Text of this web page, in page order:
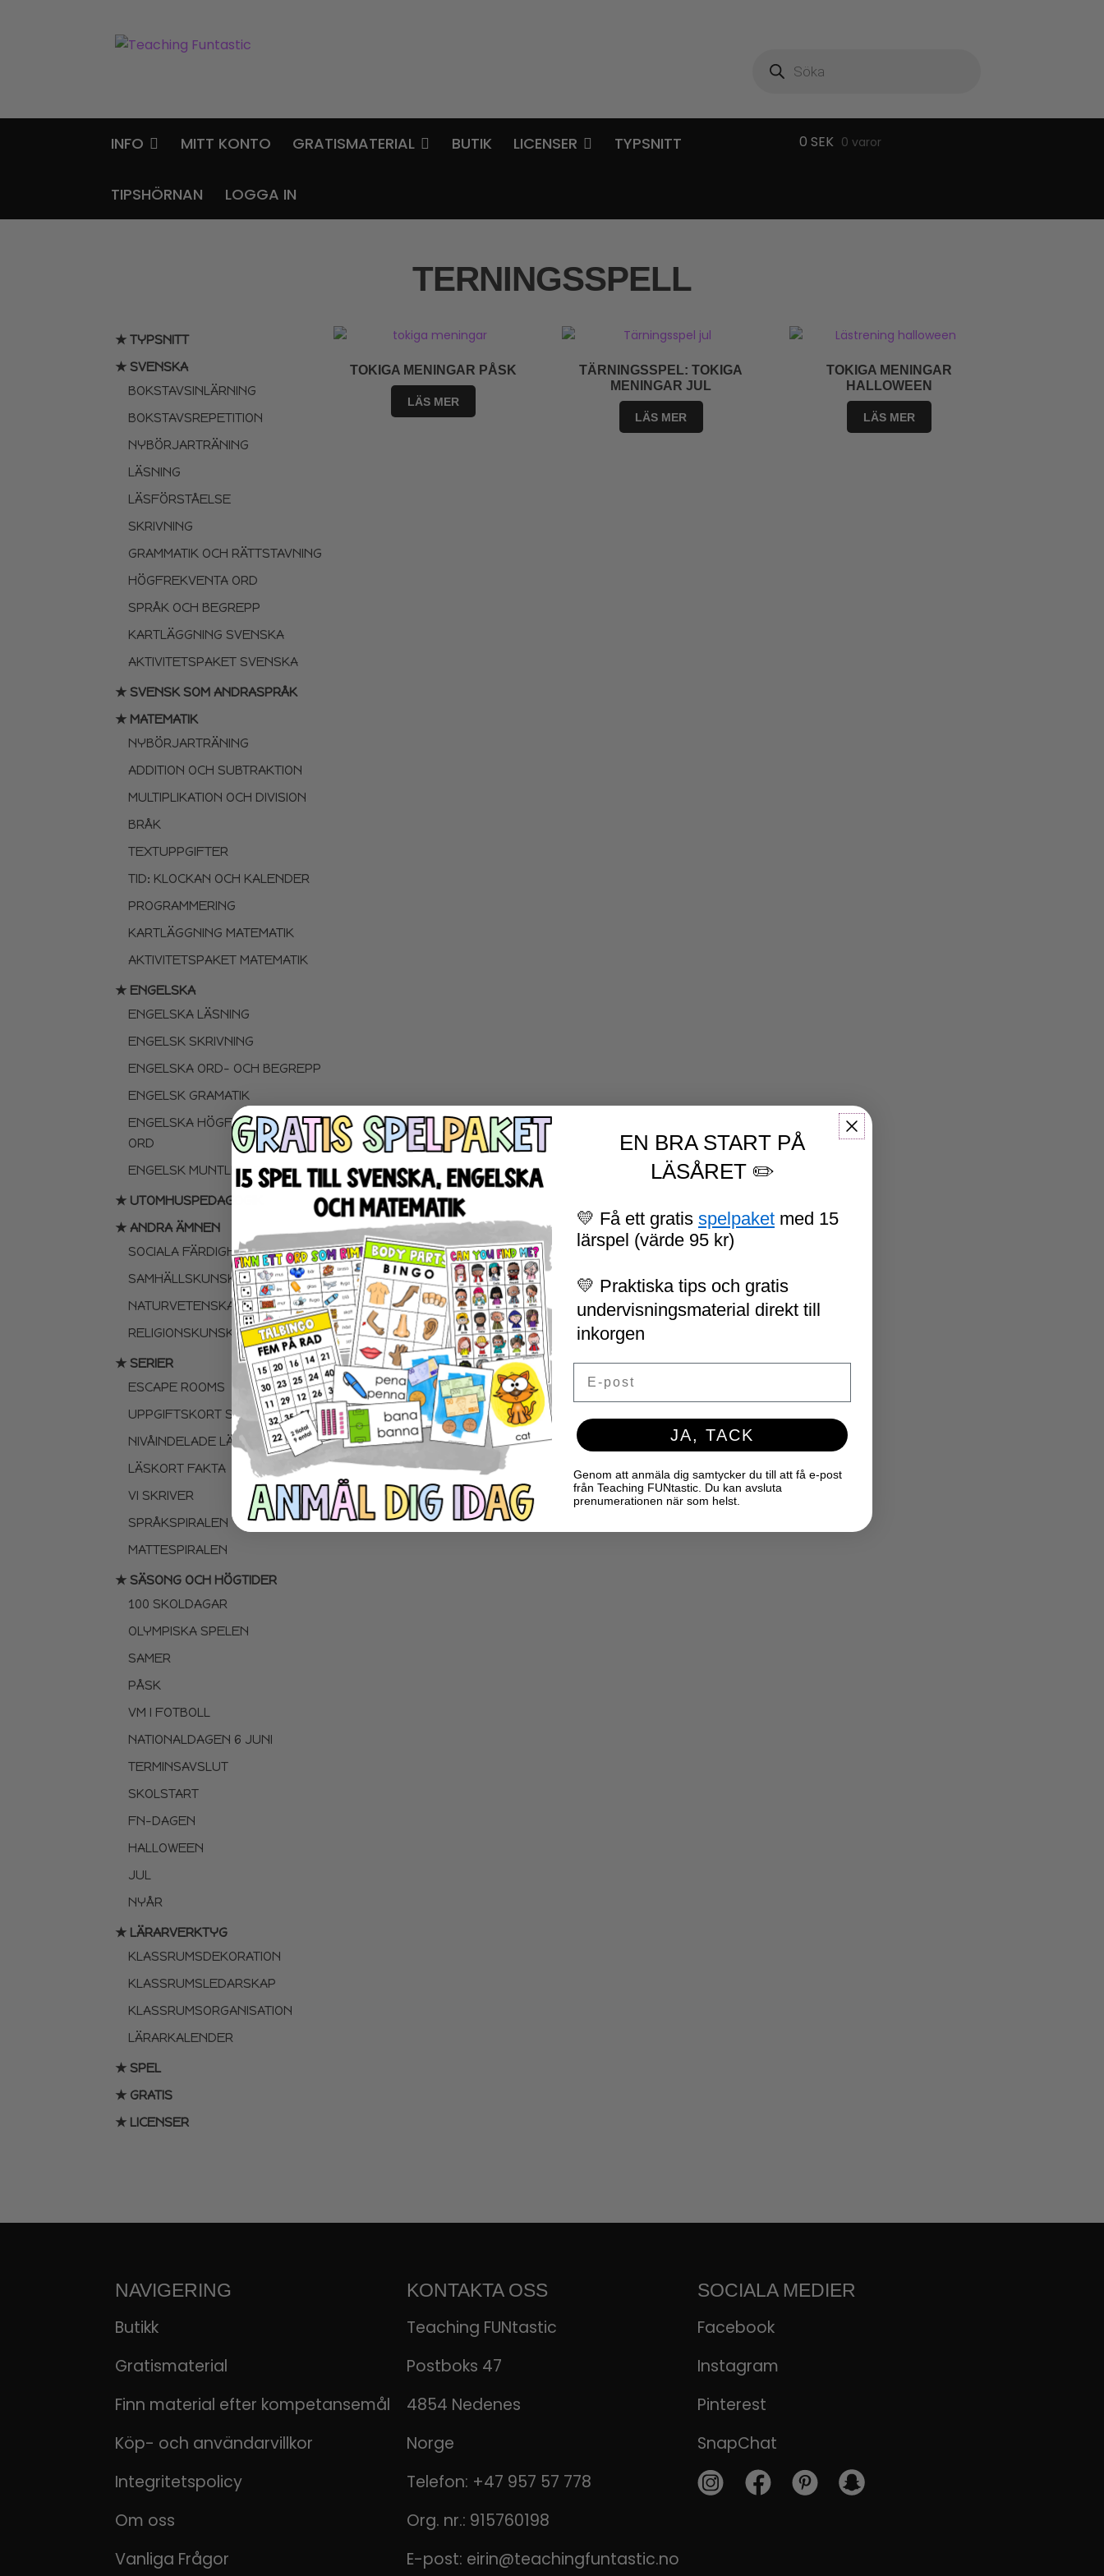
Hoppa
Gå
INFO MITT KONTO GRATISMATERIAL BUTIK LICENSER TYPSNITT
TIPSHÖRNAN LOGGA IN
0 SEK 0 varor
TERNINGSSPELL
★ TYPSNITT
★ SVENSKA
BOKSTAVSINLÄRNING
BOKSTAVSREPETITION
NYBÖRJARTRÄNING
LÄSNING
LÄSFÖRSTÅELSE
SKRIVNING
GRAMMATIK OCH RÄTTSTAVNING
HÖGFREKVENTA ORD
SPRÅK OCH BEGREPP
KARTLÄGGNING SVENSKA
AKTIVITETSPAKET SVENSKA
★ SVENSK SOM ANDRASPRÅK
★ MATEMATIK
NYBÖRJARTRÄNING
ADDITION OCH SUBTRAKTION
MULTIPLIKATION OCH DIVISION
BRÅK
TEXTUPPGIFTER
TID: KLOCKAN OCH KALENDER
PROGRAMMERING
KARTLÄGGNING MATEMATIK
AKTIVITETSPAKET MATEMATIK
★ ENGELSKA
ENGELSKA LÄSNING
ENGELSK SKRIVNING
ENGELSKA ORD- OCH BEGREPP
ENGELSK GRAMATIK
ENGELSKA HÖGFREKVENTA
ORD
ENGELSK MUNTLIGA FÄRDIGHET
★ UTOMHUSPEDAGOGIK
★ ANDRA ÄMNEN
SOCIALA FÄRDIGHETER
SAMHÄLLSKUNSKAP
NATURVETENSKAP
RELIGIONSKUNSKAP
★ SERIER
ESCAPE ROOMS
UPPGIFTSKORT SVENSKA
NIVÅINDELADE LÄSTEXTER
LÄSKORT FAKTA
VI SKRIVER
SPRÅKSPIRALEN
MATTESPIRALEN
★ SÄSONG OCH HÖGTIDER
100 SKOLDAGAR
OLYMPISKA SPELEN
SAMER
PÅSK
VM I FOTBOLL
NATIONALDAGEN 6 JUNI
TERMINSAVSLUT
SKOLSTART
FN-DAGEN
HALLOWEEN
JUL
NYÅR
★ LÄRARVERKTYG
KLASSRUMSDEKORATION
KLASSRUMSLEDARSKAP
KLASSRUMSORGANISATION
LÄRARKALENDER
★ SPEL
★ GRATIS
★ LICENSER
TOKIGA MENINGAR PÅSK
LÄS MER
TÄRNINGSSPEL: TOKIGA
MENINGAR JUL
LÄS MER
TOKIGA MENINGAR
HALLOWEEN
LÄS MER
NAVIGERING
Butikk
Gratismaterial
Finn material efter kompetansemål
Köp- och användarvillkor
Integritetspolicy
Om oss
Vanliga Frågor
KONTAKTA OSS
Teaching FUNtastic
Postboks 47
4854 Nedenes
Norge
Telefon: +47 957 57 778
Org. nr.: 915760198
E-post: eirin@teachingfuntastic.no
SOCIALA MEDIER
Facebook
Instagram
Pinterest
SnapChat
EN BRA START PÅ
LÄSÅRET ✏️
💛 Få ett gratis spelpaket med 15
lärspel (värde 95 kr)
💛 Praktiska tips och gratis
undervisningsmaterial direkt till
inkorgen
JA, TACK
Genom att anmäla dig samtycker du till att få e-post
från Teaching FUNtastic. Du kan avsluta
prenumerationen när som helst.